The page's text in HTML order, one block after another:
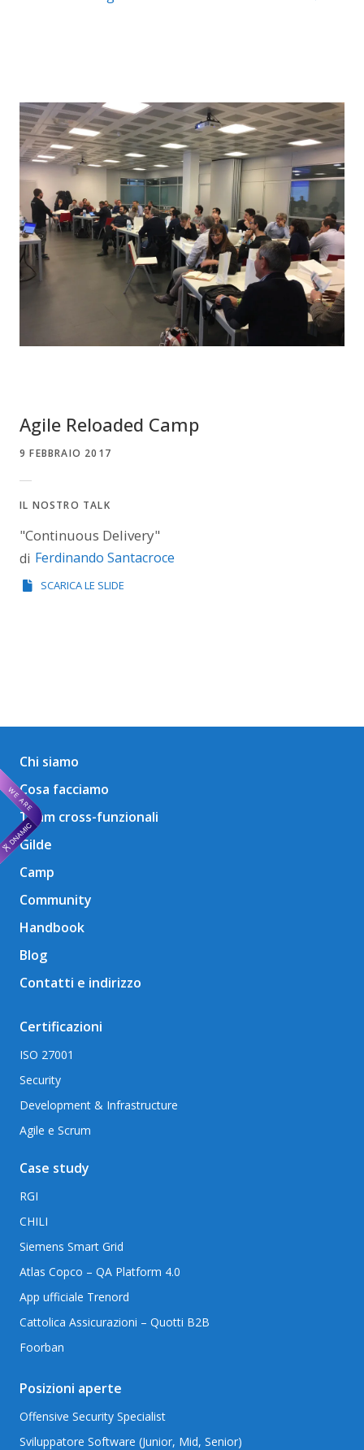
Agile Reloaded Camp
9 FEBBRAIO 2017
IL NOSTRO TALK
"Continuous Delivery"
di Ferdinando Santacroce
SCARICA LE SLIDE
Chi siamo
Cosa facciamo
Team cross-funzionali
Gilde
Camp
Community
Handbook
Blog
Contatti e indirizzo
Certificazioni
ISO 27001
Security
Development & Infrastructure
Agile e Scrum
Case study
RGI
CHILI
Siemens Smart Grid
Atlas Copco – QA Platform 4.0
App ufficiale Trenord
Cattolica Assicurazioni – Quotti B2B
Foorban
Posizioni aperte
Offensive Security Specialist
Sviluppatore Software (Junior, Mid, Senior)